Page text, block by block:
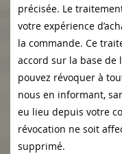
précisée. Le
votre expérience
la commande. Ce
accord sur la base de
pouvez révoquer à
nous en informant,
eu lieu depuis votre
révocation ne soit
supprimé.